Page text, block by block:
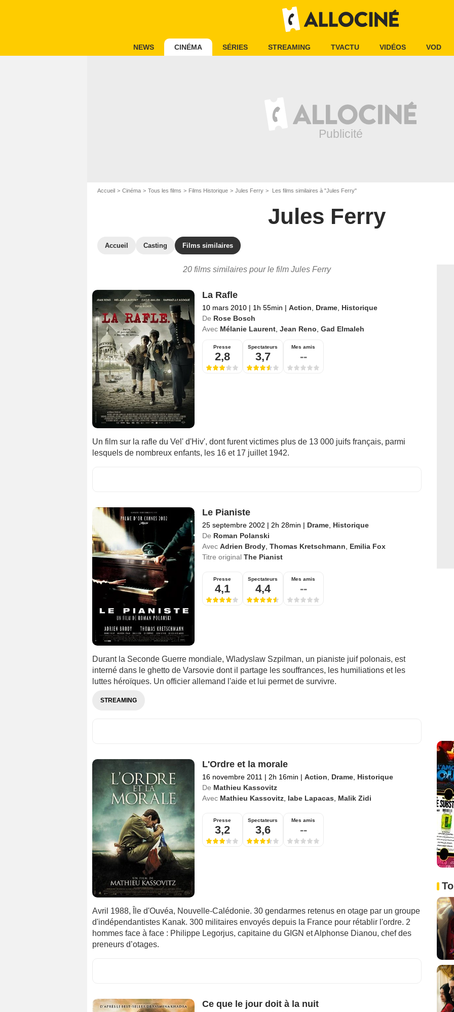
NEWS CINÉMA SÉRIES STREAMING TVACTU VIDÉOS VOD
Accueil Cinéma Tous les films Films Historique Jules Ferry Les films similaires à "Jules Ferry"
Jules Ferry
Accueil Casting Films similaires
20 films similaires pour le film Jules Ferry
La Rafle
10 mars 2010 | 1h 55min | Action Drame, Historique
De Rose Bosch
Avec Mélanie Laurent, Jean Reno Gad Elmaleh
Presse
2,8
Spectateurs
3,7
Mes amis
--
Un film sur la rafle du Vel' d'Hiv', dont furent victimes plus de 13 000 juifs français, parmi
lesquels de nombreux enfants, les 16 et 17 juillet 1942.
Le Pianiste
25 septembre 2002 | 2h 28min | Drame, Historique
De Roman Polanski
Avec Adrien Brody, Thomas Kretschmann
Emilia Fox
Titre original The Pianist
Presse
4,1
Spectateurs
4,4
Mes amis
--
Durant la Seconde Guerre mondiale, Wladyslaw Szpilman, un pianiste juif polonais, est
interné dans le ghetto de Varsovie dont il partage les souffrances, les humiliations et les
luttes héroïques. Un officier allemand l'aide et lui permet de survivre.
STREAMING
L'Ordre et la morale
16 novembre 2011 | 2h 16min | Action Drame, Historique
De Mathieu Kassovitz
Avec Mathieu Kassovitz, Iabe Lapacas Malik Zidi
Presse
3,2
Spectateurs
3,6
Mes amis
--
Avril 1988, Île d'Ouvéa, Nouvelle-Calédonie. 30 gendarmes retenus en otage par un groupe
d'indépendantistes Kanak. 300 militaires envoyés depuis la France pour rétablir l'ordre. 2
hommes face à face : Philippe Legorjus, capitaine du GIGN et Alphonse Dianou, chef des
preneurs d’otages.
Ce que le jour doit à la nuit